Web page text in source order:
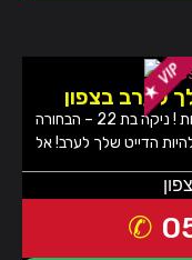
לערב בצפון
נערת ליווי פרטים נוספים תמונות אמיתיות ! ניקה בת 22 – הבחורה